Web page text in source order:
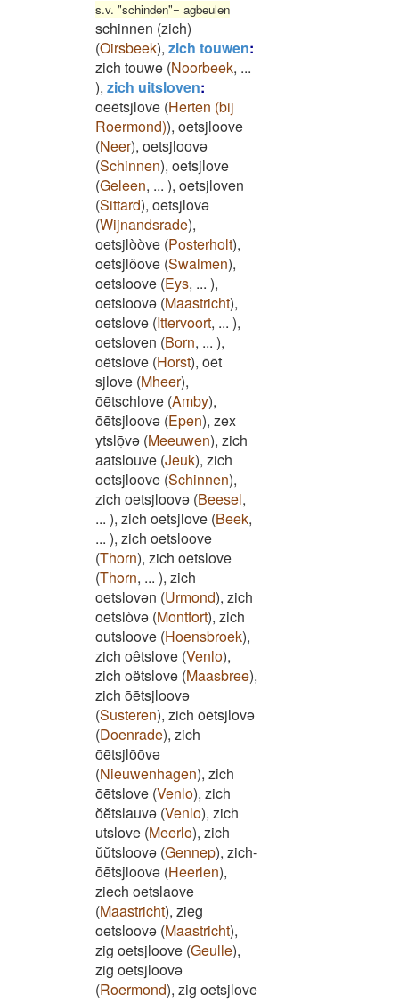
s.v. "schinden"= agbeulen
schinnen (zich)
(Oirsbeek), zich touwen:
zich touwe (Noorbeek, ...
), zich uitsloven:
oeētsjlove (Herten (bij
Roermond)), oetsjloove
(Neer), oetsjloovə
(Schinnen), oetsjlove
(Geleen, ... ), oetsjloven
(Sittard), oetsjlovə
(Wijnandsrade),
oetsjlòòve (Posterholt),
oetsjlôove (Swalmen),
oetsloove (Eys, ... ),
oetsloovə (Maastricht),
oetslove (Ittervoort, ... ),
oetsloven (Born, ... ),
oëtslove (Horst), ōēt
sjlove (Mheer),
ōētschlove (Amby),
ōētsjloovə (Epen), zex
ytslōͅvə (Meeuwen), zich
aatslouve (Jeuk), zich
oetsjloove (Schinnen),
zich oetsjloovə (Beesel,
... ), zich oetsjlove (Beek,
... ), zich oetsloove
(Thorn), zich oetslove
(Thorn, ... ), zich
oetslovən (Urmond), zich
oetslòvə (Montfort), zich
outsloove (Hoensbroek),
zich oêtslove (Venlo),
zich oëtslove (Maasbree),
zich ōētsjloovə
(Susteren), zich ōētsjlovə
(Doenrade), zich
ōētsjlōōvə
(Nieuwenhagen), zich
ōētslove (Venlo), zich
ŏĕtslauvə (Venlo), zich
utslove (Meerlo), zich
ŭŭtsloovə (Gennep), zich-
ōētsjloovə (Heerlen),
ziech oetslaove
(Maastricht), zieg
oetsloovə (Maastricht),
zig oetsjloove (Geulle),
zig oetsjloovə
(Roermond), zig oetsjlove